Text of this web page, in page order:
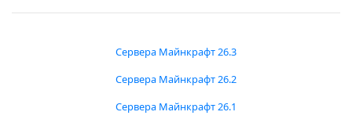
Сервера Майнкрафт 26.3
Сервера Майнкрафт 26.2
Сервера Майнкрафт 26.1